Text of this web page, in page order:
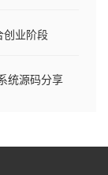
创业阶段
统源码分享